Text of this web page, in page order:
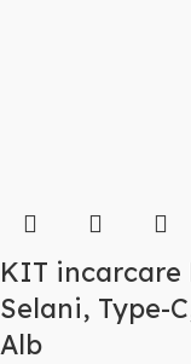
KIT incarcare
Selani, Type-
Alb